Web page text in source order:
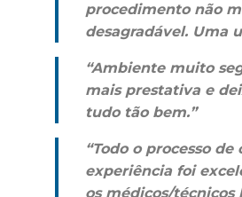
procedimento não
desagradável. Uma
“Ambiente muito
mais prestativa e
tudo tão bem.”
“Todo o processo
experiência foi
os médicos/